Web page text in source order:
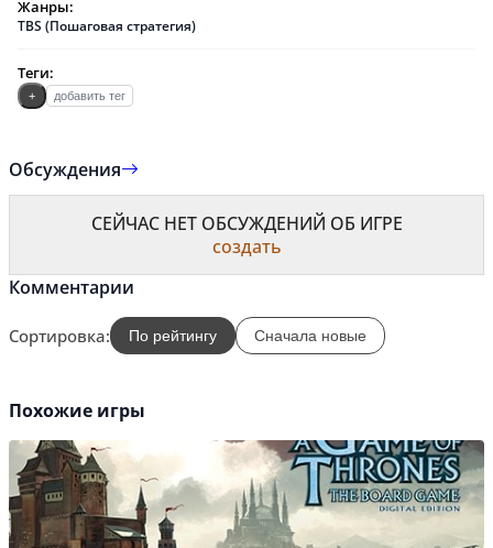
Жанры:
TBS (Пошаговая стратегия)
Теги:
+ добавить тег
Обсуждения
СЕЙЧАС НЕТ ОБСУЖДЕНИЙ ОБ ИГРЕ
создать
Комментарии
Сортировка: По рейтингу Сначала новые
Похожие игры